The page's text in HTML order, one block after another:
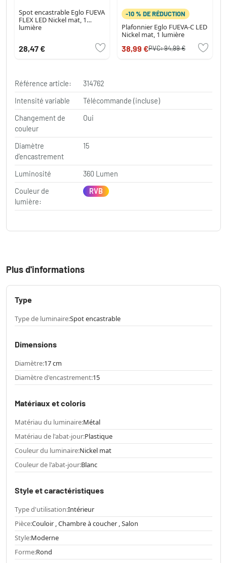
Spot encastrable Eglo FUEVA
FLEX LED Nickel mat, 1
lumière
28,47 €
-10 % DE RÉDUCTION
Plafonnier Eglo FUEVA-C LED
Nickel mat, 1 lumière
38,99 €PVC:94,99 €
Référence article:
314762
Intensité variable
Télécommande (incluse)
Changement de
couleur
Oui
Diamètre
d'encastrement
15
Luminosité
360 Lumen
Couleur de
lumière:
RVB
Plus d'informations
Type
Type de luminaire:Spot encastrable
Dimensions
Diamètre:17 cm
Diamètre d'encastrement:15
Matériaux et coloris
Matériau du luminaire:Métal
Matériau de l'abat-jour:Plastique
Couleur du luminaire:Nickel mat
Couleur de l'abat-jour:Blanc
Style et caractéristiques
Type d'utilisation:Intérieur
Pièce:Couloir , Chambre à coucher , Salon
Style:Moderne
Forme:Rond